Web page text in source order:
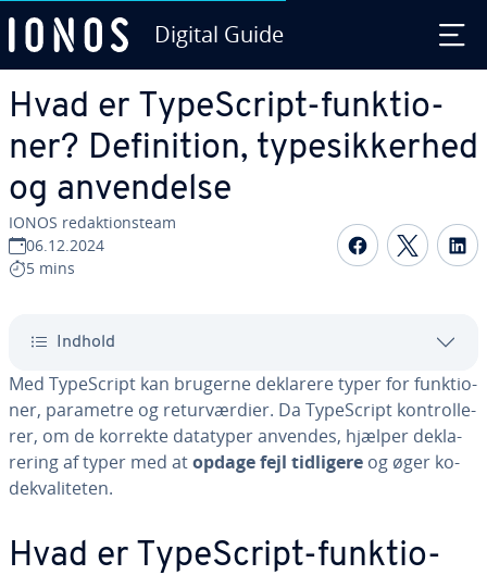
Digital Guide
Hvad er Ty­pe­Script-funk­tio­
ner? De­fi­ni­tion, ty­pe­sik­ker­hed
og an­ven­del­se
IONOS re­dak­tions­team
06.12.2024
5 mins
Del påDel
Indhold
Med Ty­pe­Script kan brugerne deklarere typer for funk­tio­
ner, parametre og re­tur­vær­di­er. Da Ty­pe­Script kon­trol­le­
rer, om de korrekte datatyper anvendes, hjælper de­kla­
re­ring af typer med atopdage fejl tidligere og øger ko­
de­kva­li­te­ten.
Hvad er Ty­pe­Script-funk­tio­